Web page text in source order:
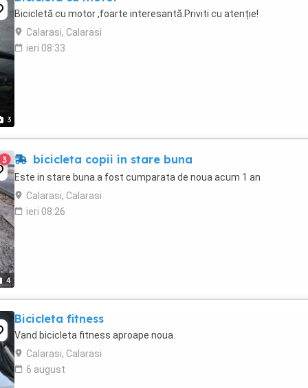
3
Bicicletă cu motor ,foarte interesantă.Priviti cu atenție!
Calarasi, Calarasi
ieri 08:33
4
3 bicicleta copii in stare buna
Este in stare buna.a fost cumparata de noua acum 1 an
Calarasi, Calarasi
ieri 08:26
Bicicleta fitness
Vand bicicleta fitness aproape noua.
Calarasi, Calarasi
6 august